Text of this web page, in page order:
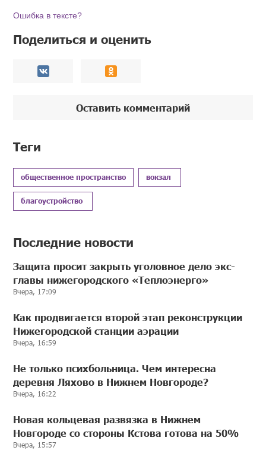
Ошибка в тексте?
Поделиться и оценить
Оставить комментарий
Теги
общественное пространство вокзал
благоустройство
Последние новости
Защита просит закрыть уголовное дело экс-
главы нижегородского «Теплоэнерго»
Вчера, 17:09
Как продвигается второй этап реконструкции
Нижегородской станции аэрации
Вчера, 16:59
Не только психбольница. Чем интересна
деревня Ляхово в Нижнем Новгороде?
Вчера, 16:22
Новая кольцевая развязка в Нижнем
Новгороде со стороны Кстова готова на 50%
Вчера, 15:57